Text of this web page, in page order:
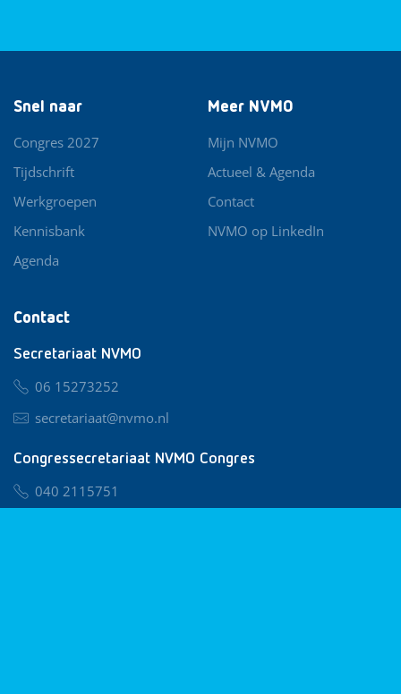
Contact
Secretariaat NVMO
06 15273252
secretariaat@nvmo.nl
Congressecretariaat NVMO Congres
040 2115751
Snel naar
Congres 2027
Tijdschrift
Werkgroepen
Kennisbank
Agenda
Meer NVMO
Mijn NVMO
Actueel & Agenda
Contact
NVMO op LinkedIn